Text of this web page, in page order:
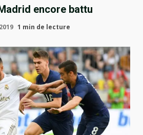
encore battu
1 min de lecture